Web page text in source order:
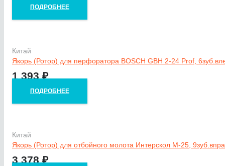
ПОДРОБНЕЕ
Китай
Якорь (Ротор) для перфоратора BOSCH GBH 2-24 Prof,
1 393₽
ПОДРОБНЕЕ
Китай
Якорь (Ротор) для отбойного молота Интерскол М-25,
3 378₽